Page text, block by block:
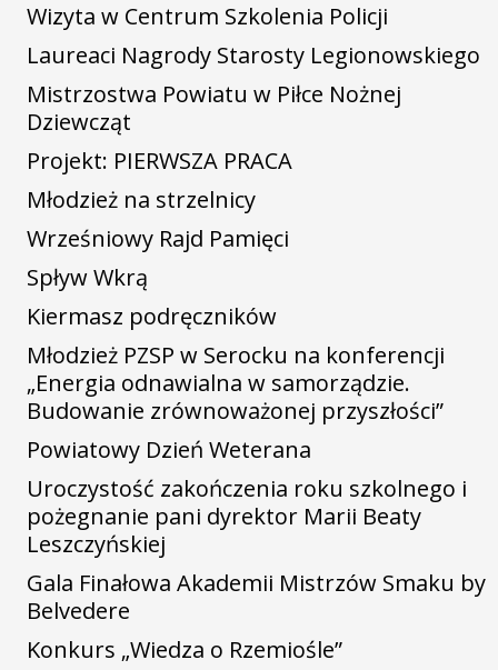
Wizyta w Centrum Szkolenia Policji
Laureaci Nagrody Starosty Legionowskiego
Mistrzostwa Powiatu w Piłce Nożnej
Dziewcząt
Projekt: PIERWSZA PRACA
Młodzież na strzelnicy
Wrześniowy Rajd Pamięci
Spływ Wkrą
Kiermasz podręczników
Młodzież PZSP w Serocku na konferencji
„Energia odnawialna w samorządzie.
Budowanie zrównoważonej przyszłości”
Powiatowy Dzień Weterana
Uroczystość zakończenia roku szkolnego i
pożegnanie pani dyrektor Marii Beaty
Leszczyńskiej
Gala Finałowa Akademii Mistrzów Smaku by
Belvedere
Konkurs „Wiedza o Rzemiośle”